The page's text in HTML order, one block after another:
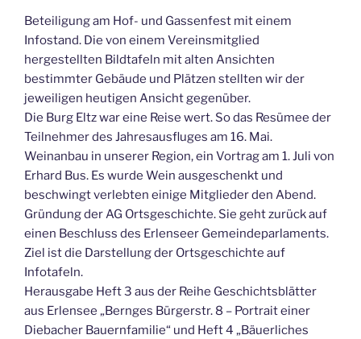
Beteiligung am Hof- und Gassenfest mit einem
Infostand. Die von einem Vereinsmitglied
hergestellten Bildtafeln mit alten Ansichten
bestimmter Gebäude und Plätzen stellten wir der
jeweiligen heutigen Ansicht gegenüber.
Die Burg Eltz war eine Reise wert. So das Resümee der
Teilnehmer des Jahresausfluges am 16. Mai.
Weinanbau in unserer Region, ein Vortrag am 1. Juli von
Erhard Bus. Es wurde Wein ausgeschenkt und
beschwingt verlebten einige Mitglieder den Abend.
Gründung der AG Ortsgeschichte. Sie geht zurück auf
einen Beschluss des Erlenseer Gemeindeparlaments.
Ziel ist die Darstellung der Ortsgeschichte auf
Infotafeln.
Herausgabe Heft 3 aus der Reihe Geschichtsblätter
aus Erlensee „Bernges Bürgerstr. 8 – Portrait einer
Diebacher Bauernfamilie“ und Heft 4 „Bäuerliches